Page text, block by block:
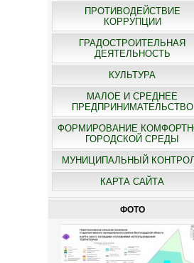
ПРОТИВОДЕЙСТВИЕ
КОРРУПЦИИ
ГРАДОСТРОИТЕЛЬНАЯ
ДЕЯТЕЛЬНОСТЬ
КУЛЬТУРА
МАЛОЕ И СРЕДНЕЕ
ПРЕДПРИНИМАТЕЛЬСТВО
ФОРМИРОВАНИЕ
ГОРОДСКОЙ СРЕДЫ
МУНИЦИПАЛЬНЫЙ
КАРТА САЙТА
ФОТО